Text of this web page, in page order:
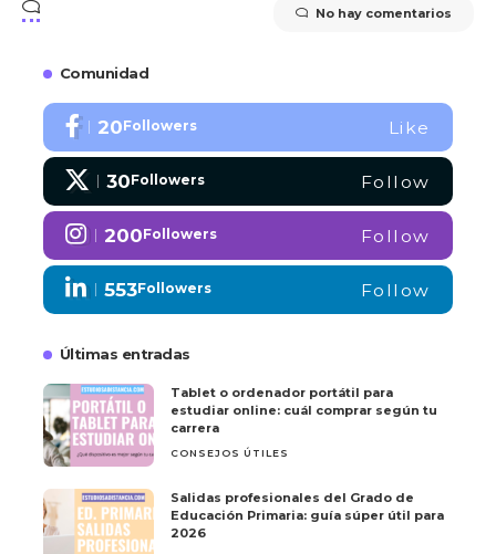
No hay comentarios
Comunidad
20Followers Like
30Followers Follow
200Followers Follow
553Followers Follow
Últimas entradas
Tablet o ordenador portátil para
estudiar online: cuál comprar según tu
carrera
CONSEJOS ÚTILES
Salidas profesionales del Grado de
Educación Primaria: guía súper útil para
2026